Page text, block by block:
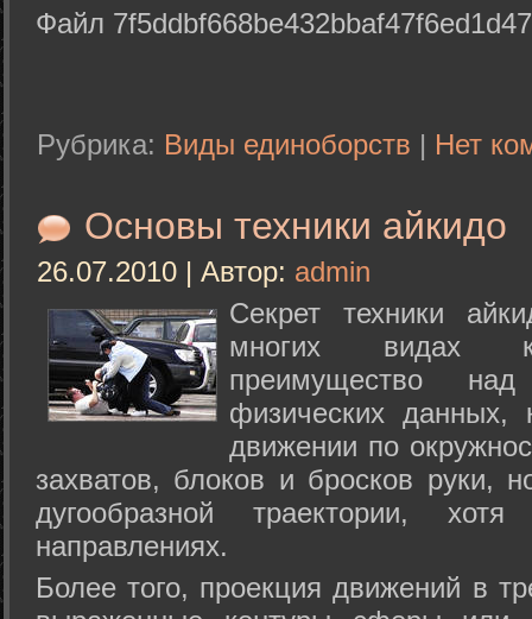
Файл
Рубрика: Виды единоборств | Нет
Основы техники айкидо
26.07.2010 | Автор: admin
Секрет техники
многих видах
преимущество
физических данных,
движении по
захватов, блоков и бросков руки,
дугообразной траектории,
направлениях.
Более того, проекция движений в